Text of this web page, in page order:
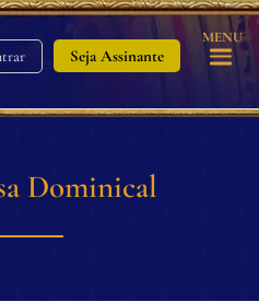
Seja Assinante
MENU
Dominical